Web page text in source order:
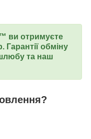
ви отримуєте
Гарантії обміну
та наш